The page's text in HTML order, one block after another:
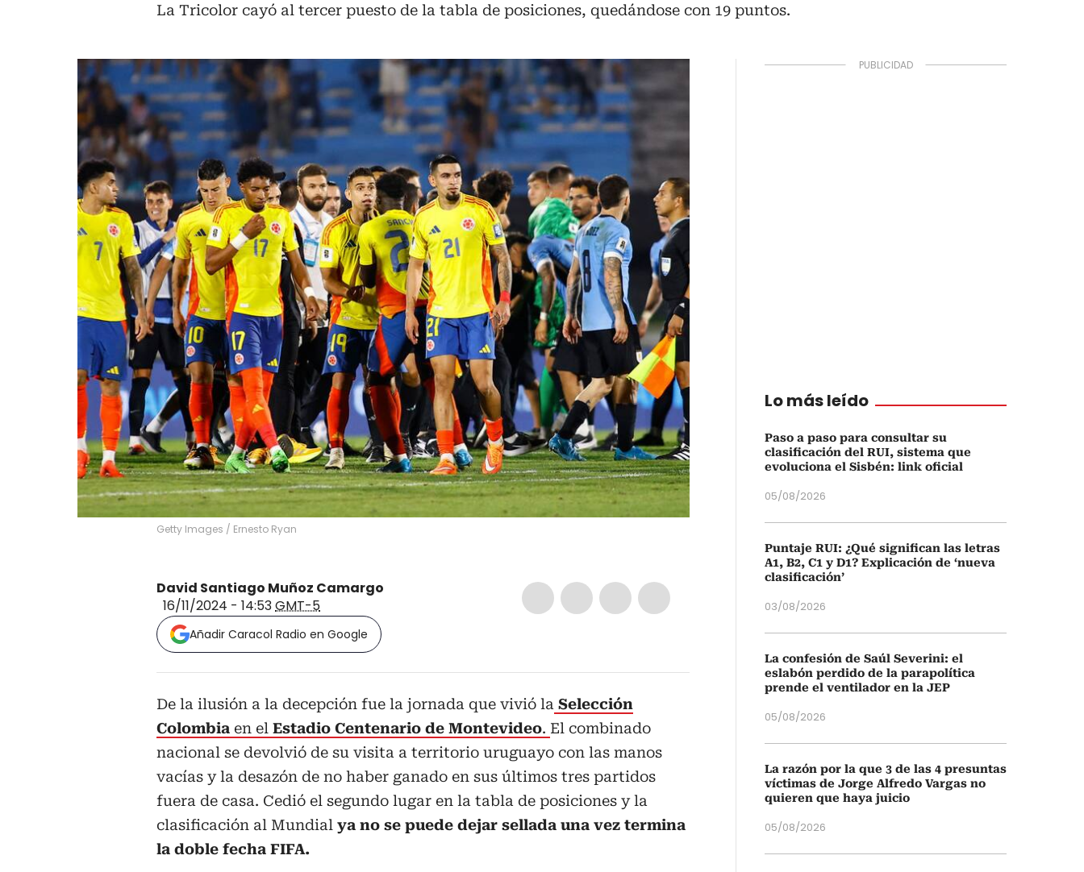
La Tricolor cayó al tercer puesto de la tabla de posiciones, quedándose con 19 puntos.
Getty Images / Ernesto Ryan
David Santiago Muñoz Camargo
16/11/2024 - 14:53GMT-5
Añadir Caracol Radio en Google
De la ilusión a la decepción fue la jornada que vivió la Selección
Colombia en el Estadio Centenario de Montevideo. El combinado
nacional se devolvió de su visita a territorio uruguayo con las manos
vacías y la desazón de no haber ganado en sus últimos tres partidos
fuera de casa. Cedió el segundo lugar en la tabla de posiciones y la
clasificación al Mundial ya no se puede dejar sellada una vez termina
la doble fecha FIFA.
Lo más leído
Paso a paso para consultar su
clasificación del RUI, sistema que
evoluciona el Sisbén: link oficial
05/08/2026
Puntaje RUI: ¿Qué significan las letras
A1, B2, C1 y D1? Explicación de ‘nueva
clasificación’
03/08/2026
La confesión de Saúl Severini: el
eslabón perdido de la parapolítica
prende el ventilador en la JEP
05/08/2026
La razón por la que 3 de las 4 presuntas
víctimas de Jorge Alfredo Vargas no
quieren que haya juicio
05/08/2026